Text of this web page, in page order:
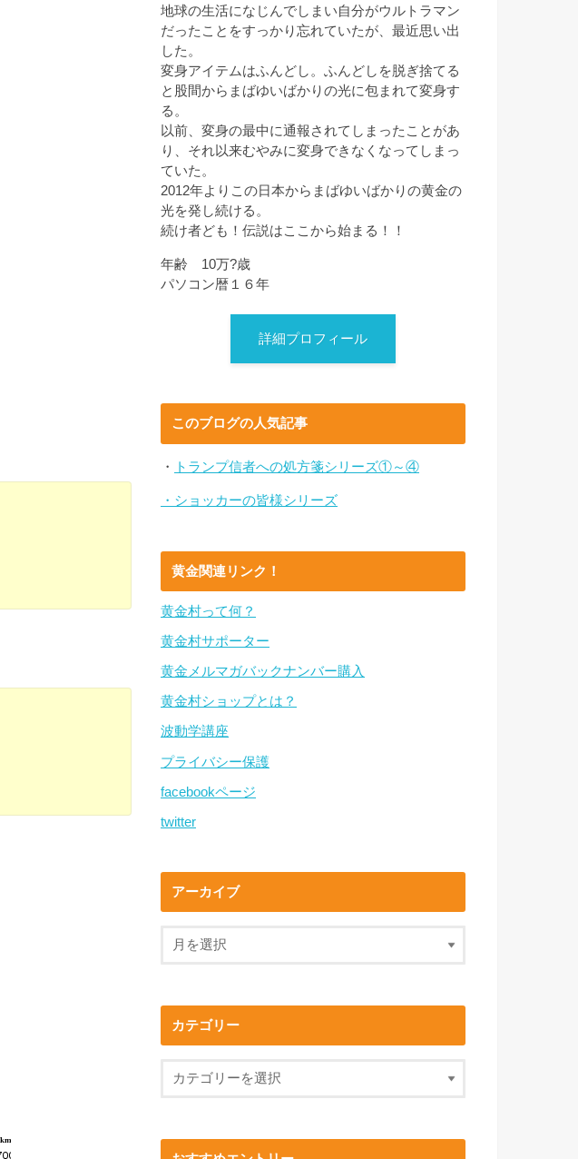
地球の生活になじんでしまい自分がウルトラマン
だったことをすっかり忘れていたが、最近思い出
した。
変身アイテムはふんどし。ふんどしを脱ぎ捨てる
と股間からまばゆいばかりの光に包まれて変身す
る。
以前、変身の最中に通報されてしまったことがあ
り、それ以来むやみに変身できなくなってしまっ
ていた。
2012年よりこの日本からまばゆいばかりの黄金の
光を発し続ける。
続け者ども！伝説はここから始まる！！
年齢 10万?歳
パソコン暦１６年
詳細プロフィール
このブログの人気記事
・ トランプ信者への処方箋シリーズ①～④
・ショッカーの皆様シリーズ
黄金関連リンク！
黄金村って何？
黄金村サポーター
黄金メルマガバックナンバー購入
黄金村ショップとは？
波動学講座
プライバシー保護
facebookページ
twitter
アーカイブ
カテゴリー